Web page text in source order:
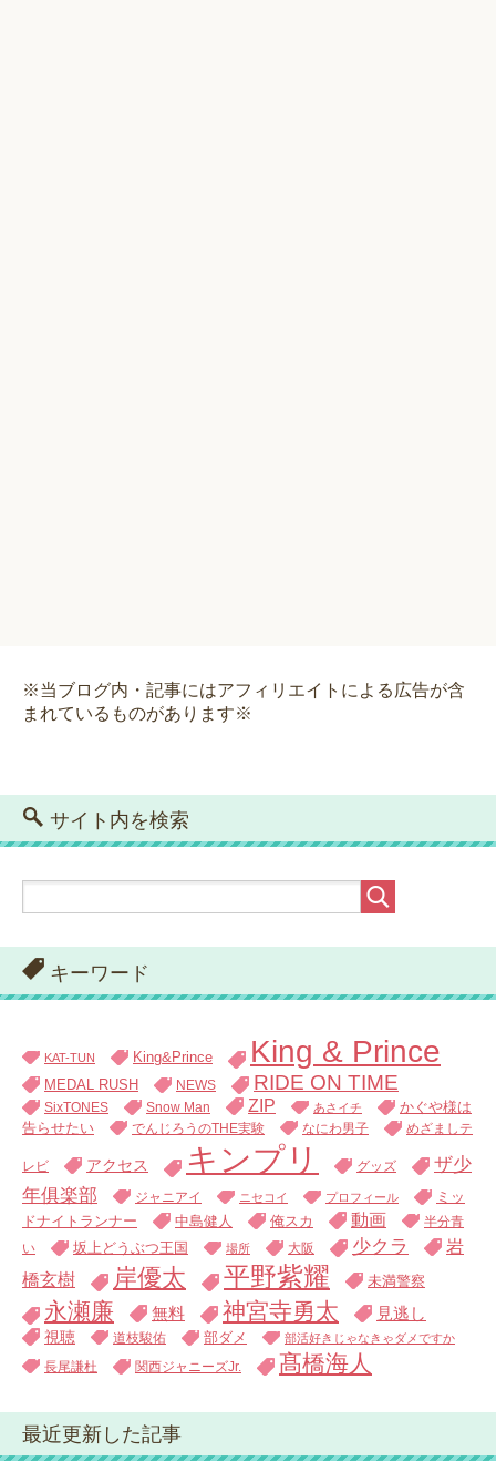
※当ブログ内・記事にはアフィリエイトによる広告が含
まれているものがあります※
サイト内を検索
キーワード
KAT-TUN King&Prince King & Prince
MEDAL RUSH NEWS RIDE ON TIME
SixTONES Snow Man ZIP あさイチ
かぐや様は
告らせたい
でんじろうのTHE実験 なにわ男子 めざましテ
レビ アクセス キンプリ グッズ
ザ少
年俱楽部
ジャニアイ ニセコイ プロフィール
ミッ
ドナイトランナー
中島健人 俺スカ 動画
半分青
い
坂上どうぶつ王国 場所 大阪 少クラ
岩
橋玄樹
岸優太 平野紫耀 未満警察
永瀬廉 無料 神宮寺勇太
見逃し
視聴
道枝駿佑 部ダメ 部活好きじゃなきゃダメですか
長尾謙杜 関西ジャニーズJr. 髙橋海人
最近更新した記事